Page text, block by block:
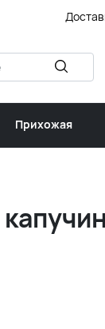
Прихожая